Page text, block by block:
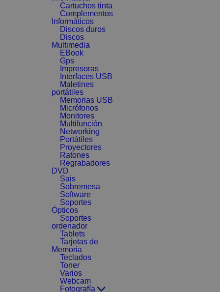
Cartuchos tinta
Complementos
Informáticos
Discos duros
Discos
Multimedia
EBook
Gps
Impresoras
Interfaces USB
Maletines
portátiles
Memorias USB
Micrófonos
Monitores
Multifunción
Networking
Portátiles
Proyectores
Ratones
Regrabadores
DVD
Sais
Sobremesa
Software
Soportes
Ópticos
Soportes
ordenador
Tablets
Tarjetas de
Memoria
Teclados
Toner
Varios
Webcam
Fotografía